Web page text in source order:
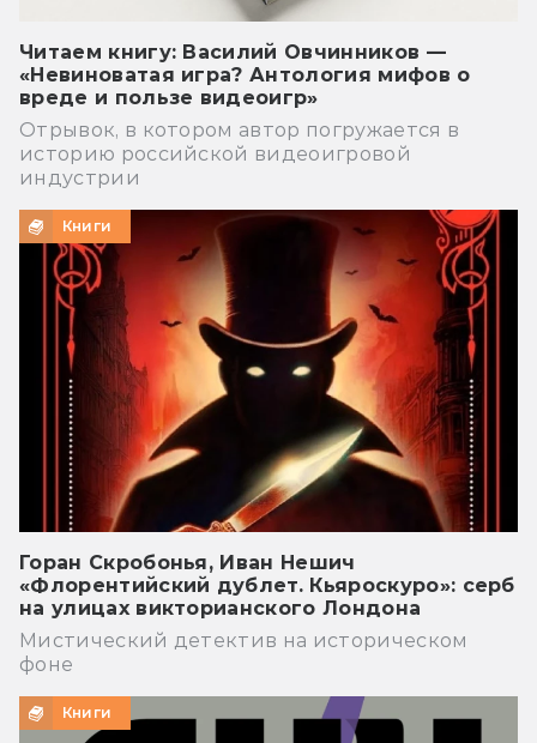
Читаем книгу: Василий Овчинников —
«Невиноватая игра? Антология мифов о
вреде и пользе видеоигр»
Отрывок, в котором автор погружается в
историю российской видеоигровой
индустрии
Книги
Горан Скробонья, Иван Нешич
«Флорентийский дублет. Кьяроскуро»: серб
на улицах викторианского Лондона
Мистический детектив на историческом
фоне
Книги